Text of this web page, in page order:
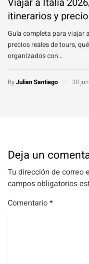
Viajar a Italia
itinerarios y
Guía completa para viajar
precios reales de tours,
organizados con…
ByJulian Santiago 30
Deja un
Tu dirección de correo
campos obligatorios
Comentario*